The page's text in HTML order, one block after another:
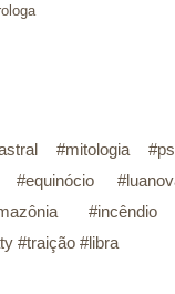
#mitologia
#equinócio
#traição #libra